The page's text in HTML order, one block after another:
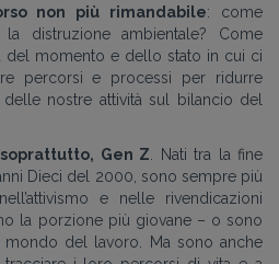
non più rimandabile: come
distruzione ambientale? Come
del momento e dello stato in cui ci
percorsi e processi per ridurre
nostre attività sul bilancio del
Gen Z . Nati tra la fine
Dieci del 2000, sono sempre più
e nelle rivendicazioni
la porzione più giovane – o sono
mondo del lavoro. Ma sono anche